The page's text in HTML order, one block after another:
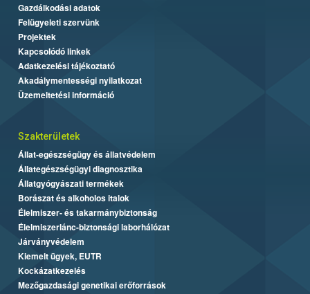
Gazdálkodási adatok
Felügyeleti szervünk
Projektek
Kapcsolódó linkek
Adatkezelési tájékoztató
Akadálymentességi nyilatkozat
Üzemeltetési információ
Szakterületek
Állat-egészségügy és állatvédelem
Állategészségügyi diagnosztika
Állatgyógyászati termékek
Borászat és alkoholos italok
Élelmiszer- és takarmánybiztonság
Élelmiszerlánc-biztonsági laborhálózat
Járványvédelem
Kiemelt ügyek, EUTR
Kockázatkezelés
Mezőgazdasági genetikai erőforrások